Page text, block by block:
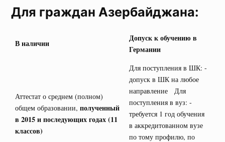
Для граждан Азербайджана:
В наличии
Допуск к обучению в
Германии
Аттестат о среднем (полном)
общем образовании, полученный
в 2015 и последующих годах (11
классов)
Для поступления в ШК: -
допуск в ШК на любое
направление Для
поступления в вуз: -
требуется 1 год обучения
в аккредитованном вузе
по тому профилю, по